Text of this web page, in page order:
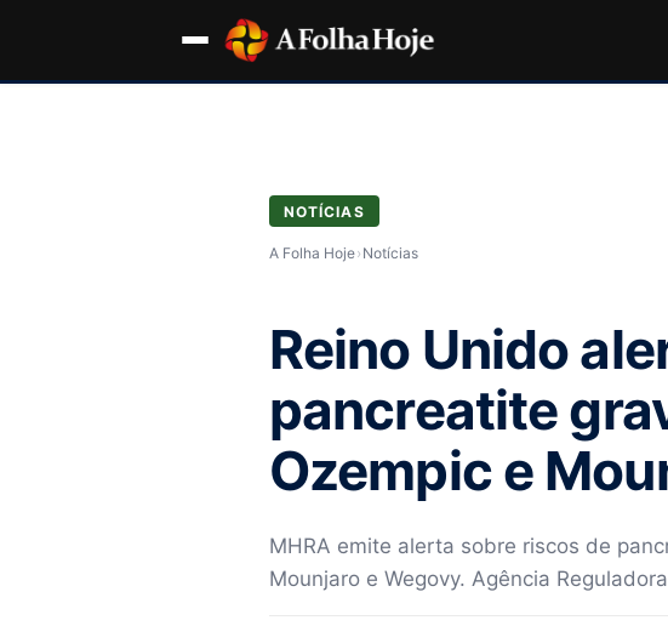
NOTÍCIAS
A Folha Hoje› Notícias
Reino Unido
pancreatite
Ozempic e
MHRA emite alerta sobre riscos de
Mounjaro e Wegovy. Agência